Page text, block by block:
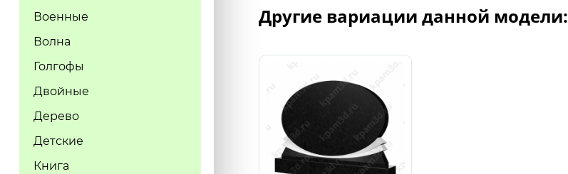
Военные
Волна
Голгофы
Двойные
Дерево
Детские
Книга
Другие вариации данной модели: